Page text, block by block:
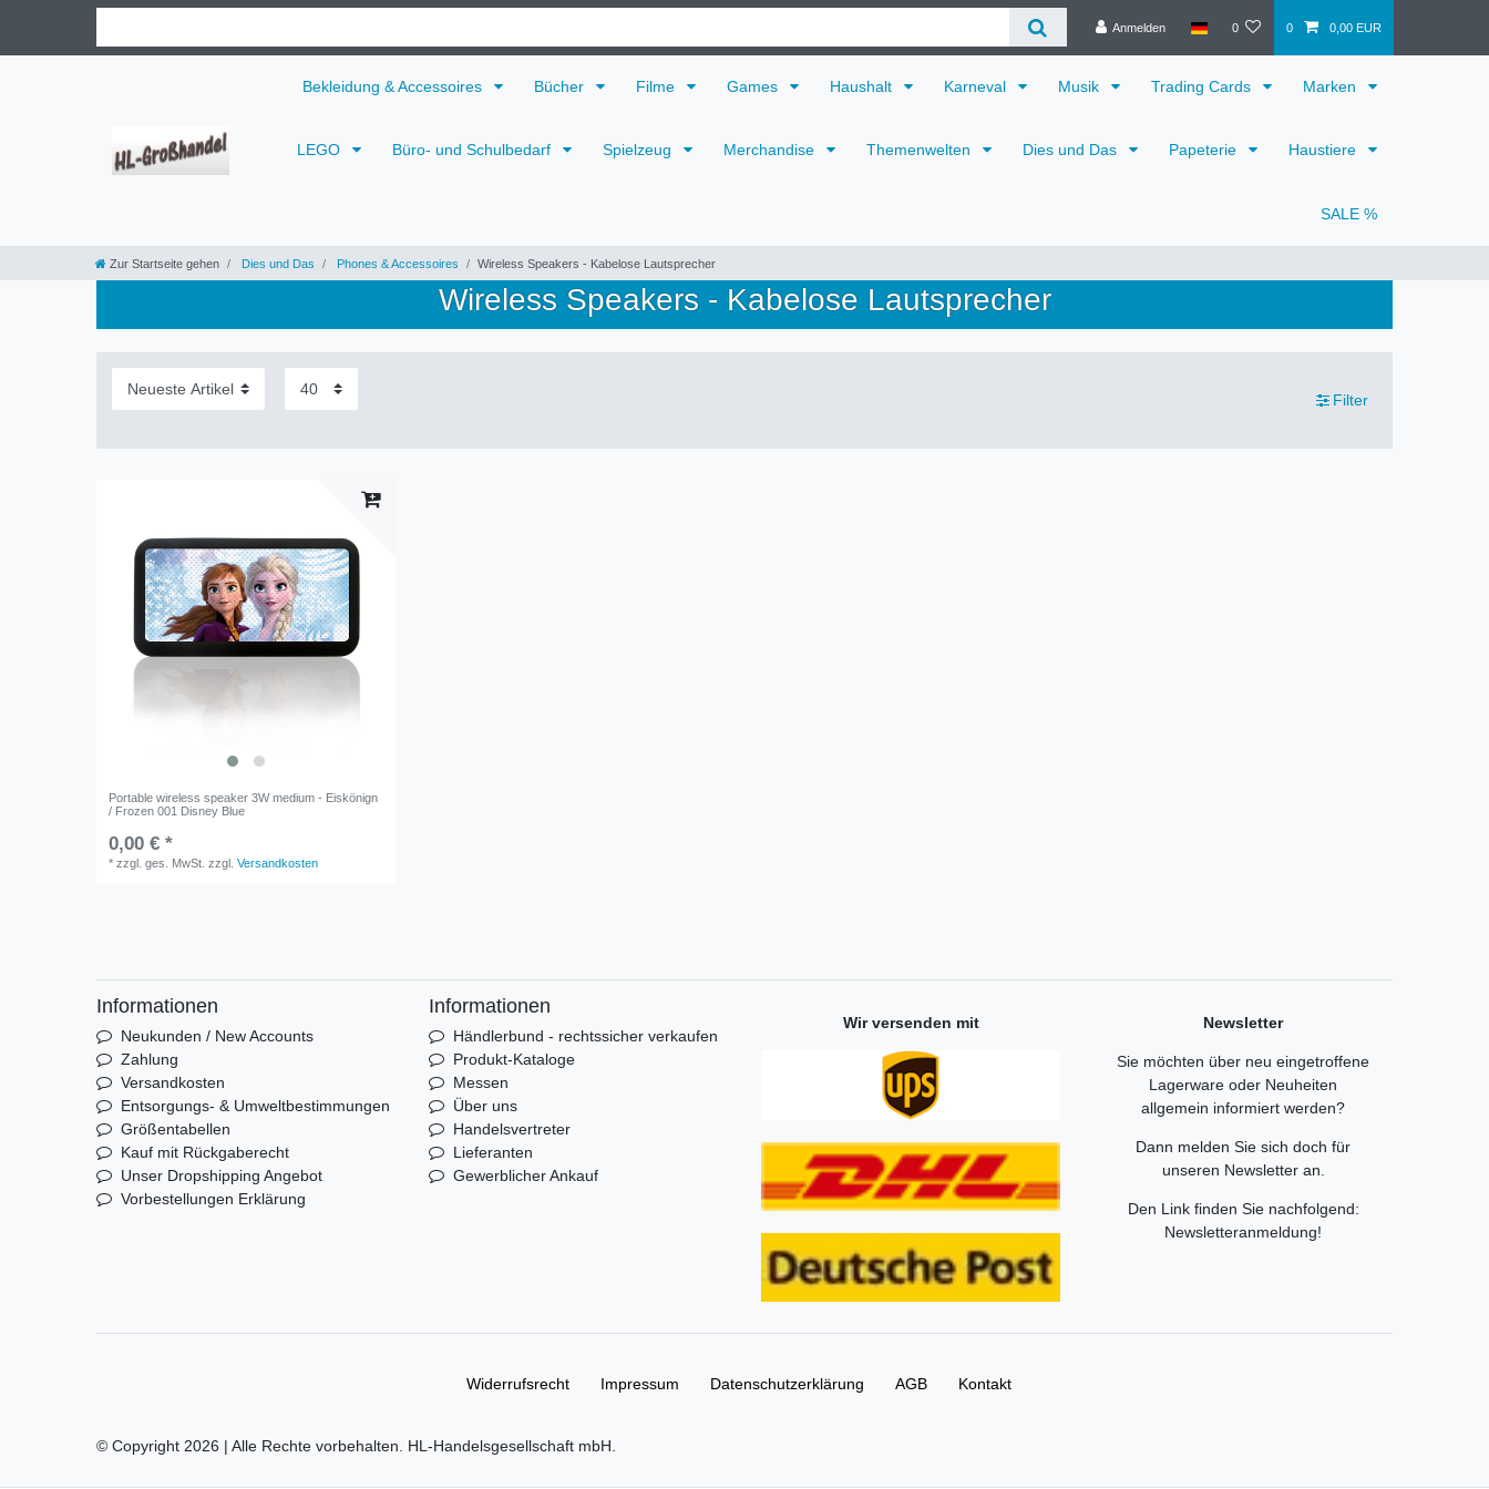
Anmelden 0 0 0,00 EUR
Bekleidung & Accessoires Bücher Filme Games Haushalt Karneval Musik Trading Cards Marken
LEGO Büro- und Schulbedarf Spielzeug Merchandise Themenwelten Dies und Das Papeterie Haustiere
SALE %
Zur Startseite gehen Dies und Das Phones & Accessoires Wireless Speakers - Kabelose Lautsprecher
Wireless Speakers - Kabelose Lautsprecher
Filter
Portable wireless speaker 3W medium - Eiskönign
/ Frozen 001 Disney Blue
0,00 € *
*zzgl. ges. MwSt. zzgl.Versandkosten
Informationen
Neukunden / New Accounts
Zahlung
Versandkosten
Entsorgungs- & Umweltbestimmungen
Größentabellen
Kauf mit Rückgaberecht
Unser Dropshipping Angebot
Vorbestellungen Erklärung
Informationen
Händlerbund - rechtssicher verkaufen
Produkt-Kataloge
Messen
Über uns
Handelsvertreter
Lieferanten
Gewerblicher Ankauf
Wir versenden mit Newsletter
Sie möchten über neu eingetroffene
Lagerware oder Neuheiten
allgemein informiert werden?
Dann melden Sie sich doch für
unseren Newsletter an.
Den Link finden Sie nachfolgend:
Newsletteranmeldung!
Widerrufs­recht Impressum Daten­schutz­erklärung AGB Kontakt
© Copyright 2026 | Alle Rechte vorbehalten. HL-Handelsgesellschaft mbH.